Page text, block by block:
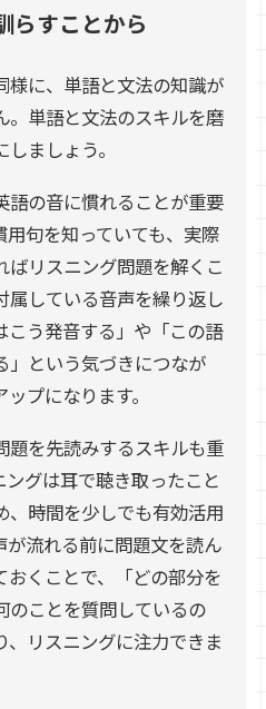
らすことから
様に、単語と文法の知識が
。単語と文法のスキルを磨
ましょう。
語の音に慣れることが重要
句を知っていても、実際
リスニング問題を解くこ
属している音声を繰り返し
こう発音する」や「この語
」という気づきにつなが
プになります。
題を先読みするスキルも重
グは耳で聴き取ったこと
、時間を少しでも有効活用
流れる前に問題文を読ん
くことで、「どの部分を
のことを質問しているの
リスニングに注力できま